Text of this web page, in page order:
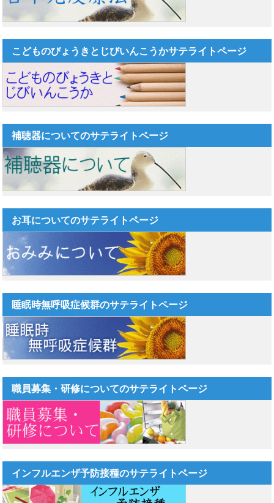
こどものびょうきとじびいんこうかサテライトページ
補聴器についてのサテライトページ
お耳についてのサテライトページ
睡眠時無呼吸症候群のサテライトページ
職員募集・研修についてのサテライトページ
インフルエンザ予防接種のサテライトページ